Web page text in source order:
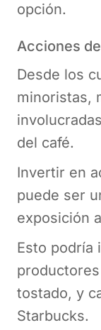
opción.
Acciones
Desde los
minoristas,
del café.
Invertir en
puede ser
exposición
Esto podría
tostado, y
Starbucks.